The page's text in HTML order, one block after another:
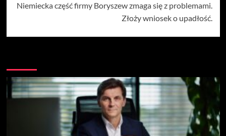
Niemiecka część firmy Boryszew zmaga się z problemami.
Złoży wniosek o upadłość.